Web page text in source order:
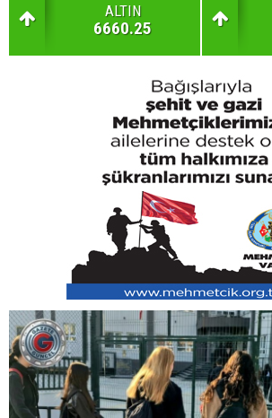
ALTIN
6660.25